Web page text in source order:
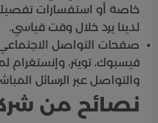
خاصة أو استفسارات
لدينا يرد خلال وقت قياسي.
صفحات التواصل الاجتماعي:
فيسبوك، تويتر، وإنستغرام
والتواصل عبر الرسائل
نصائح من